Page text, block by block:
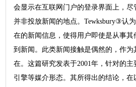
会显示在互联网门户的登录界面上，
并非投放新闻的地点。Tewksbury③认
在的新闻信息，使得用户即使是从事
到新闻。此类新闻接触是偶然的，作
在。这篇研究发表于2001年，针对的
引擎等媒介形态。其所得出的结论，在